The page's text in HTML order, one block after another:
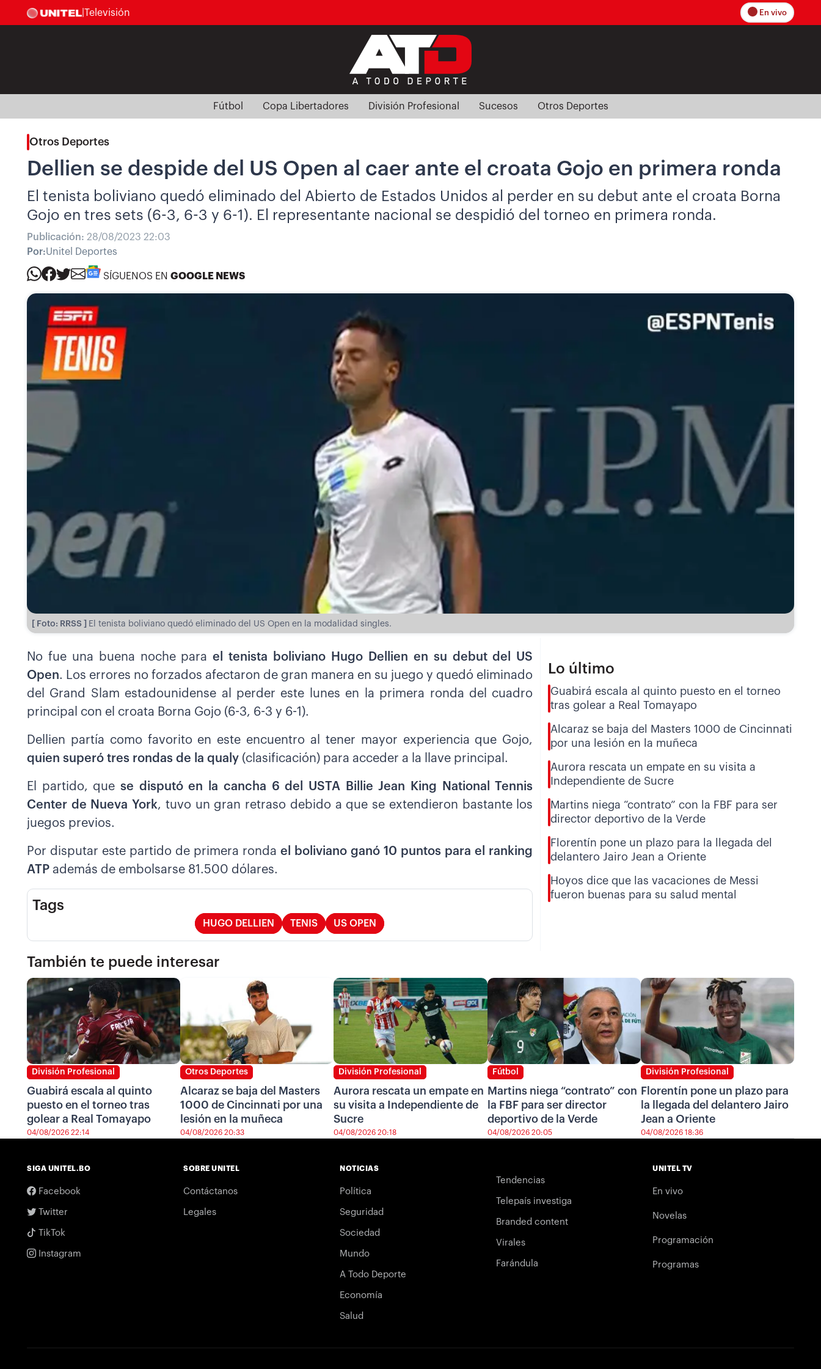
Televisión En vivo
Fútbol Copa Libertadores División Profesional Sucesos Otros Deportes
Otros Deportes
Dellien se despide del US Open al caer ante el croata Gojo en primera ronda
El tenista boliviano quedó eliminado del Abierto de Estados Unidos al perder en su debut ante el croata Borna
Gojo en tres sets (6-3, 6-3 y 6-1). El representante nacional se despidió del torneo en primera ronda.
Publicación: 28/08/2023 22:03
Por:Unitel Deportes
SÍGUENOS EN GOOGLE NEWS
[ Foto: RRSS ] El tenista boliviano quedó eliminado del US Open en la modalidad singles.
No fue una buena noche parael tenista boliviano Hugo Dellien en su debut del US
Open. Los errores no forzados afectaron de gran manera en su juego y quedó eliminado
del Grand Slam estadounidense al perder este lunes en la primera ronda del cuadro
principal con el croata Borna Gojo (6-3, 6-3 y 6-1).
Dellien partía como favorito en este encuentro al tener mayor experiencia que Gojo,
quien superó tres rondas de la qualy (clasificación) para acceder a la llave principal.
El partido, quese disputó en la cancha 6 del USTA Billie Jean King National Tennis
Center de Nueva York, tuvo un gran retraso debido a que se extendieron bastante los
juegos previos.
Por disputar este partido de primera rondael boliviano ganó 10 puntos para el ranking
ATP además de embolsarse 81.500 dólares.
Tags
HUGO DELLIEN TENIS US OPEN
Lo último
Guabirá escala al quinto puesto en el torneo
tras golear a Real Tomayapo
Alcaraz se baja del Masters 1000 de Cincinnati
por una lesión en la muñeca
Aurora rescata un empate en su visita a
Independiente de Sucre
Martins niega “contrato” con la FBF para ser
director deportivo de la Verde
Florentín pone un plazo para la llegada del
delantero Jairo Jean a Oriente
Hoyos dice que las vacaciones de Messi
fueron buenas para su salud mental
También te puede interesar
División Profesional
Guabirá escala al quinto
puesto en el torneo tras
golear a Real Tomayapo
04/08/2026 22:14
Otros Deportes
Alcaraz se baja del Masters
1000 de Cincinnati por una
lesión en la muñeca
04/08/2026 20:33
División Profesional
Aurora rescata un empate en
su visita a Independiente de
Sucre
04/08/2026 20:18
Fútbol
Martins niega “contrato” con
la FBF para ser director
deportivo de la Verde
04/08/2026 20:05
División Profesional
Florentín pone un plazo para
la llegada del delantero Jairo
Jean a Oriente
04/08/2026 18:36
SIGA UNITEL.BO
Facebook
Twitter
TikTok
Instagram
SOBRE UNITEL
Contáctanos
Legales
NOTICIAS
Política
Seguridad
Sociedad
Mundo
A Todo Deporte
Economía
Salud
Tendencias
Telepaís investiga
Branded content
Virales
Farándula
UNITEL TV
En vivo
Novelas
Programación
Programas